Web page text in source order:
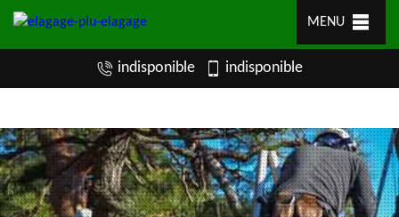
MENU
indisponible indisponible